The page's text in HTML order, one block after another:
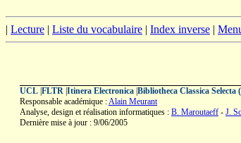
| Lecture | Liste du vocabulaire | Index inverse |
UCL FLTR Itinera Electronica Bibliotheca Classica Selecta
Responsable académique :Alain Meurant
Analyse, design et réalisation informatiques : B. Maroutaeff - J.
Dernière mise à jour : 9/06/2005